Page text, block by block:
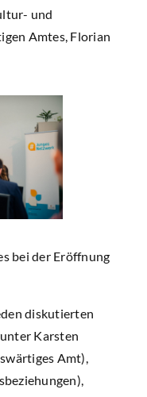
und
Amtes, Florian
bei der Eröffnung
diskutierten
Karsten
Amt),